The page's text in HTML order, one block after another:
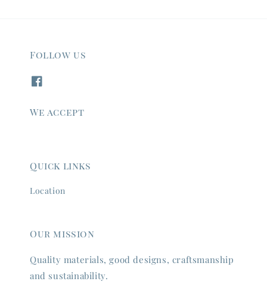
Follow us
We accept
Quick links
Location
Our mission
Quality materials, good designs, craftsmanship
and sustainability.